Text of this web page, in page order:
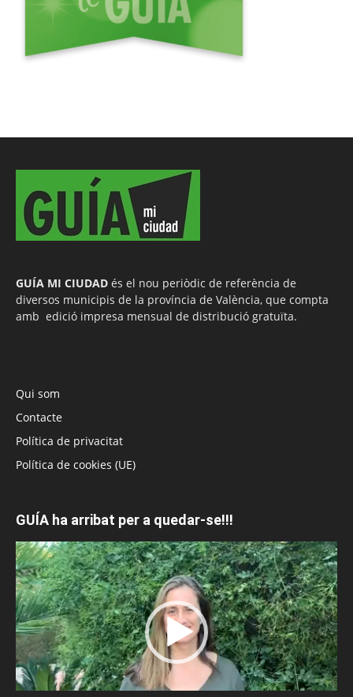
GUÍA MI CIUDAD és el nou periòdic de referència de
diversos municipis de la província de València, que compta
amb edició impresa mensual de distribució gratuïta.
Qui som
Contacte
Política de privacitat
Política de cookies (UE)
GUÍA ha arribat per a quedar-se!!!
Reproductor
de
vídeo